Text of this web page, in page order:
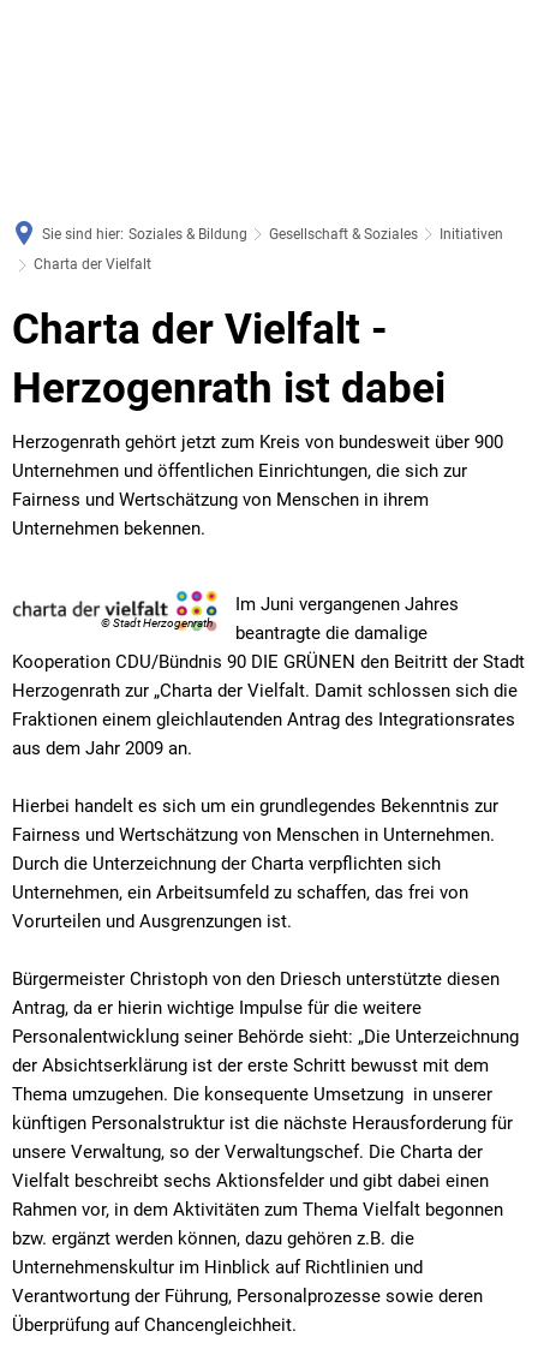
Sie sind hier: Soziales & Bildung Gesellschaft & Soziales
Initiativen
Charta der Vielfalt
Charta
der
Vielfalt
Charta der Vielfalt -
Herzogenrath ist dabei
Herzogenrath gehört jetzt zum Kreis von bundesweit über 900
Unternehmen und öffentlichen Einrichtungen, die sich zur
Fairness und Wertschätzung von Menschen in ihrem
Unternehmen bekennen.
© Stadt Herzogenrath
Im Juni vergangenen Jahres
beantragte die damalige
Kooperation CDU/Bündnis 90 DIE GRÜNEN den Beitritt der Stadt
Herzogenrath zur „Charta der Vielfalt. Damit schlossen sich die
Fraktionen einem gleichlautenden Antrag des Integrationsrates
aus dem Jahr 2009 an.
Hierbei handelt es sich um ein grundlegendes Bekenntnis zur
Fairness und Wertschätzung von Menschen in Unternehmen.
Durch die Unterzeichnung der Charta verpflichten sich
Unternehmen, ein Arbeitsumfeld zu schaffen, das frei von
Vorurteilen und Ausgrenzungen ist.
Bürgermeister Christoph von den Driesch unterstützte diesen
Antrag, da er hierin wichtige Impulse für die weitere
Personalentwicklung seiner Behörde sieht: „Die Unterzeichnung
der Absichtserklärung ist der erste Schritt bewusst mit dem
Thema umzugehen. Die konsequente Umsetzung in unserer
künftigen Personalstruktur ist die nächste Herausforderung für
unsere Verwaltung, so der Verwaltungschef. Die Charta der
Vielfalt beschreibt sechs Aktionsfelder und gibt dabei einen
Rahmen vor, in dem Aktivitäten zum Thema Vielfalt begonnen
bzw. ergänzt werden können, dazu gehören z.B. die
Unternehmenskultur im Hinblick auf Richtlinien und
Verantwortung der Führung, Personalprozesse sowie deren
Überprüfung auf Chancengleichheit.